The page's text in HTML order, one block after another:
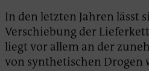
In den letzten Jahren lässt
Verschiebung der
liegt vor allem an der
von synthetischen Drogen